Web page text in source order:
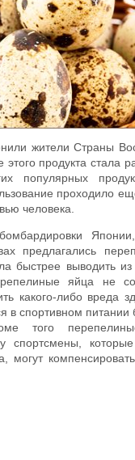
жители Страны
продукта стала
популярных
проходило
человека.
предлагались
быстрее выводить
яйца не
какого-либо вреда
в спортивном
того
спортсмены,
могут